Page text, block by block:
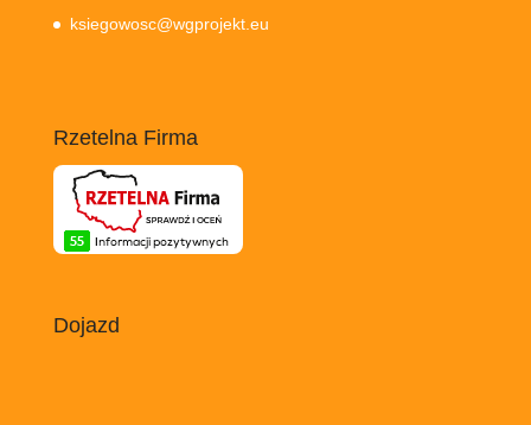
ksiegowosc@wgprojekt.eu
Rzetelna Firma
Dojazd